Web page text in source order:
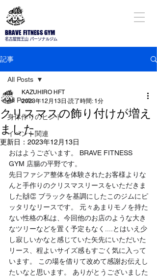
BRAVE FITNESS GYM
名古屋​覚王山 パーソナルジム
記事
All Posts
身体作りのヒント
イベント関連
All Posts
クリスマスの飾り付けが増え
ました
KAZUHIRO HFT
2023年12月13日 読了時間: 1分
更新日： 2023年12月13日
おはようございます。 BRAVE FITNESS
GYM 店腸の平野です。
先日ファシア整体を体験されたお客様よりな
んと手作りのクリスマスリースをいただきま
した🙌👏 ブラックを基調にしたこのジムにピ
ッタリなリースです。 元々あまりモノを持た
ない性格の私は、今回他のお店のような大き
なツリーなどを置く予定もなく....とはいえ少
し寂しいかなと感じていた矢先にいただいた
リース、程よいサイズ感もすごく気に入って
います。 この場を借りて改めて感謝お伝えし
たいなと思います。 ありがとうございました